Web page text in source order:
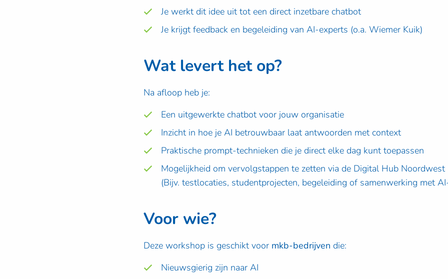
Je werkt dit idee uit tot een direct inzetbare chatbot
Je krijgt feedback en begeleiding van AI-experts (o.a. Wiemer Kuik)
Wat levert het op?
Na afloop heb je:
Een uitgewerkte chatbot voor jouw organisatie
Inzicht in hoe je AI betrouwbaar laat antwoorden met context
Praktische prompt-technieken die je direct elke dag kunt toepassen
Mogelijkheid om vervolgstappen te zetten via de Digital Hub Noordwest
(Bijv. testlocaties, studentprojecten, begeleiding of samenwerking met
Voor wie?
Deze workshop is geschikt voor mkb-bedrijven die:
Nieuwsgierig zijn naar AI